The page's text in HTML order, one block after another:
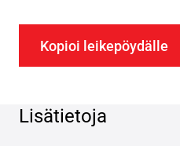
Kopioi leikepöydälle
Lisätietoja